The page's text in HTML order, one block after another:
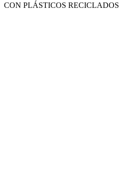
CON PLÁSTICOS RECICLADOS